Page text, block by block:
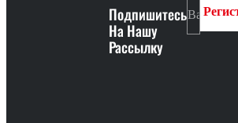
Подпишитесь
На Нашу
Рассылку